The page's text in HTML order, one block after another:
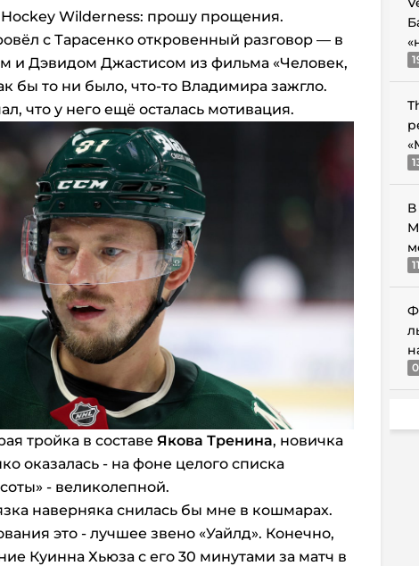
Wilderness: прошу прощения.
с Тарасенко откровенный разговор — в
и Дэвидом Джастисом из фильма «Человек,
бы то ни было, что-то Владимира зажгло.
что у него ещё осталась мотивация.
тройка в составе Якова Тренина, новичка
оказалась - на фоне целого списка
- великолепной.
наверняка снилась бы мне в кошмарах.
это - лучшее звено «Уайлд». Конечно,
Куинна Хьюза с его 30 минутами за матч в
В